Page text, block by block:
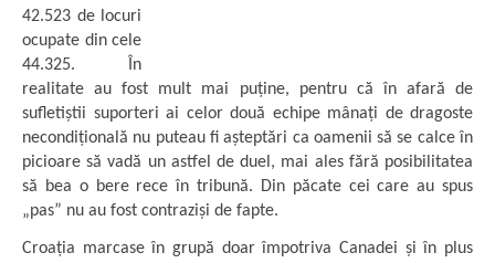
42.523 de locuri
ocupate din cele
44.325. În
realitate au fost mult mai puține, pentru că în afară de
sufletiștii suporteri ai celor două echipe mânați de dragoste
necondițională nu puteau fi așteptări ca oamenii să se calce în
picioare să vadă un astfel de duel, mai ales fără posibilitatea
să bea o bere rece în tribună. Din păcate cei care au spus
„pas” nu au fost contraziși de fapte.
Croația marcase în grupă doar împotriva Canadei și în plus